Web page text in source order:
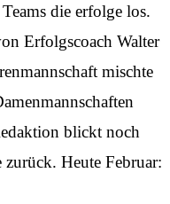
die erfolge los.
Erfolgscoach Walter
mischte
blickt noch
Heute Februar: